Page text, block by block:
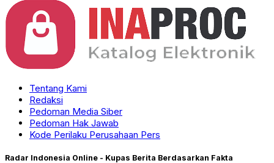
Tentang Kami
Redaksi
Pedoman Media Siber
Pedoman Hak Jawab
Kode Perilaku Perusahaan Pers
Radar Indonesia Online - Kupas Berita Berdasarkan Fakta